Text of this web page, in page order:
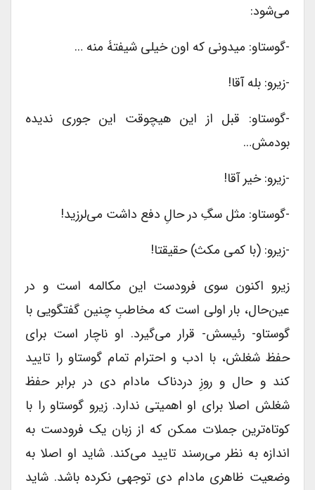
می‌شود:
-گوستاو: میدونی که اون خیلی شیفتۀ منه …
-زیرو: بله آقا!
-گوستاو: قبل از این هیچوقت این جوری ندیده
بودمش…
-زیرو: خیر آقا!
-گوستاو: مثل سگِ در حالِ دفع داشت می‌لرزید!
-زیرو: (با کمی مکث) حقیقتا!
زیرو اکنون سوی فرودست این مکالمه است و در
عین‌حال، بار اولی است که مخاطبِ چنین گفتگویی با
گوستاو- رئیسش- قرار می‌گیرد. او ناچار است برای
حفظ شغلش، با ادب و احترام تمام گوستاو را تایید
کند و حال و روزِ دردناک مادام دی در برابر حفظ
شغلش اصلا برای او اهمیتی ندارد. زیرو گوستاو را با
کوتاه‌ترین جملات ممکن که از زبان یک فرودست به
اندازه به نظر می‌رسند تایید می‌کند. شاید او اصلا به
وضعیت ظاهری مادام دی توجهی نکرده باشد. شاید